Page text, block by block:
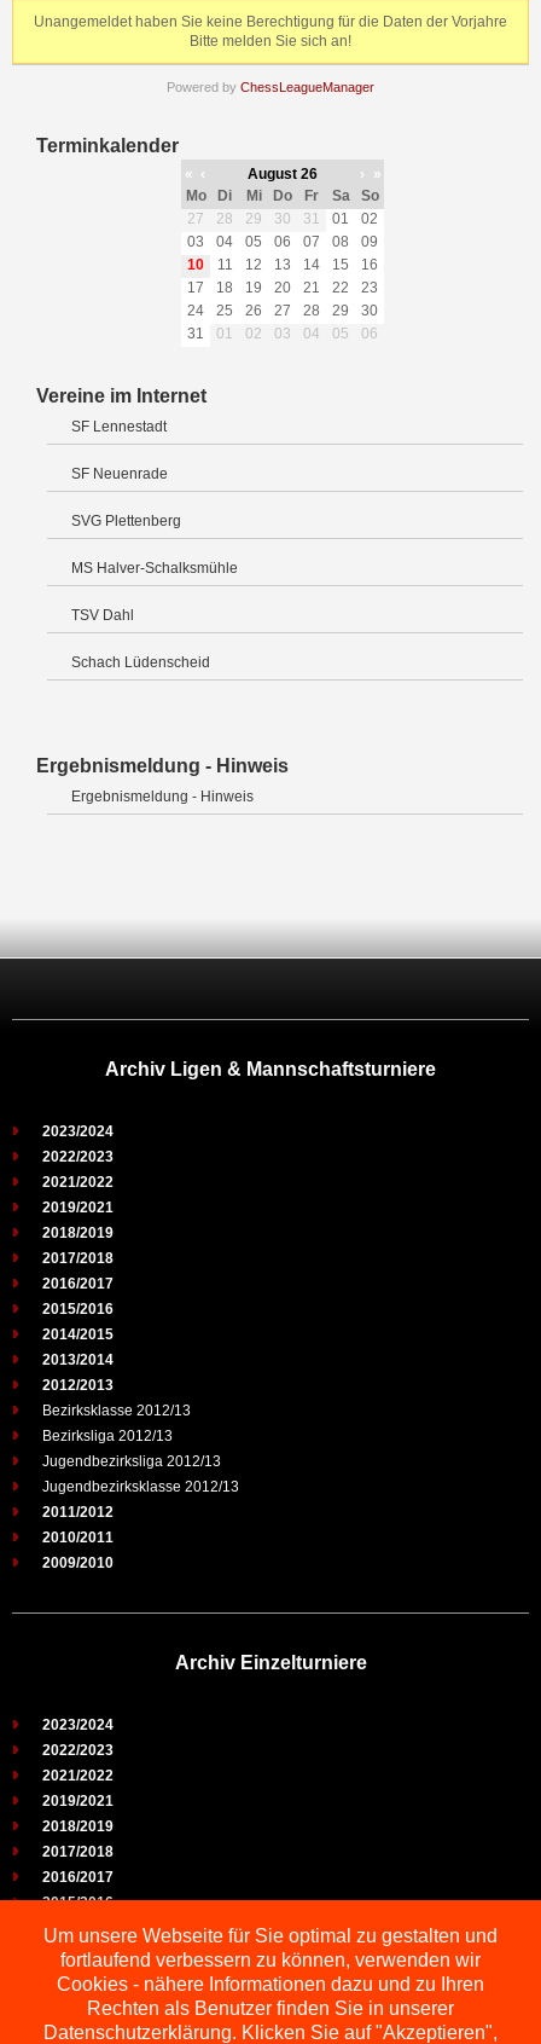
Unangemeldet haben Sie keine Berechtigung für die Daten der Vorjahre
Bitte melden Sie sich an!
Powered by ChessLeagueManager
Terminkalender
« ‹ August 26 ›
»
Mo
Di Mi Do Fr Sa
So
27
28 29 30 31 01
02
03
04 05 06 07 08
09
10
11 12 13 14 15
16
17
18 19 20 21 22
23
24
25 26 27 28 29
30
31
01 02 03 04 05 06
Vereine im Internet
SF Lennestadt
SF Neuenrade
SVG Plettenberg
MS Halver-Schalksmühle
TSV Dahl
Schach Lüdenscheid
Ergebnismeldung - Hinweis
Ergebnismeldung - Hinweis
Archiv Ligen & Mannschaftsturniere
2023/2024
2022/2023
2021/2022
2019/2021
2018/2019
2017/2018
2016/2017
2015/2016
2014/2015
2013/2014
2012/2013
Bezirksklasse 2012/13
Bezirksliga 2012/13
Jugendbezirksliga 2012/13
Jugendbezirksklasse 2012/13
2011/2012
2010/2011
2009/2010
Archiv Einzelturniere
2023/2024
2022/2023
2021/2022
2019/2021
2018/2019
2017/2018
2016/2017
2015/2016
2014/2015
2013/2014
2012/2013
2011/2012
2010/2011
Um unsere Webseite für Sie optimal zu gestalten und
fortlaufend verbessern zu können, verwenden wir
Cookies - nähere Informationen dazu und zu Ihren
Rechten als Benutzer finden Sie in unserer
Datenschutzerklärung. Klicken Sie auf "Akzeptieren",